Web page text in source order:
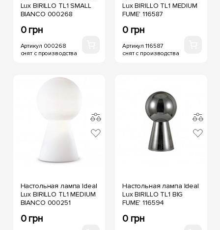
Lux BIRILLO TL1 SMALL
BIANCO 000268
0 грн
Артикул 000268
снят с производства
Lux BIRILLO TL1 MEDIUM
FUME' 116587
0 грн
Артикул 116587
снят с производства
Настольная лампа Ideal
Lux BIRILLO TL1 MEDIUM
BIANCO 000251
0 грн
Настольная лампа Ideal
Lux BIRILLO TL1 BIG
FUME' 116594
0 грн